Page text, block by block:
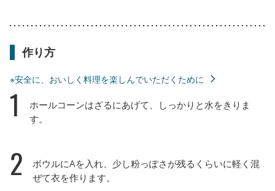
作り方
※安全に、おいしく料理を楽しんでいただくために
1
ホールコーンはざるにあげて、しっかりと水をきりま
す。
2
ボウルにAを入れ、少し粉っぽさが残るくらいに軽く混
ぜて衣を作ります。